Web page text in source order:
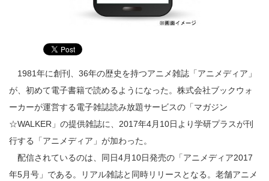
1981年に創刊、36年の歴史を持つアニメ雑誌「アニメディア」
が、初めて電子書籍で読めるようになった。株式会社ブックウォ
ーカーが運営する電子雑誌読み放題サービスの「マガジン
☆WALKER」の提供雑誌に、2017年4月10日より学研プラスが刊
行する「アニメディア」が加わった。
配信されているのは、同日4月10日発売の「アニメディア2017
年5月号」である。リアル雑誌と同時リリースとなる。老舗アニメ